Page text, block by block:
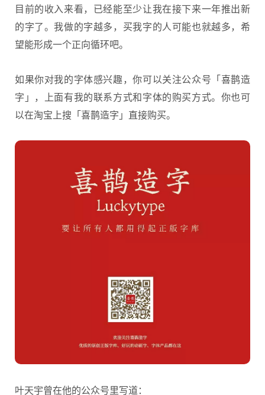
目前的收入来看，已经能至少让我在接下来一年推出新
的字了。我做的字越多，买我字的人可能也就越多，希
望能形成一个正向循环吧。
如果你对我的字体感兴趣，你可以关注公众号「喜鹊造
字」，上面有我的联系方式和字体的购买方式。你也可
以在淘宝上搜「喜鹊造字」直接购买。
叶天宇曾在他的公众号里写道：